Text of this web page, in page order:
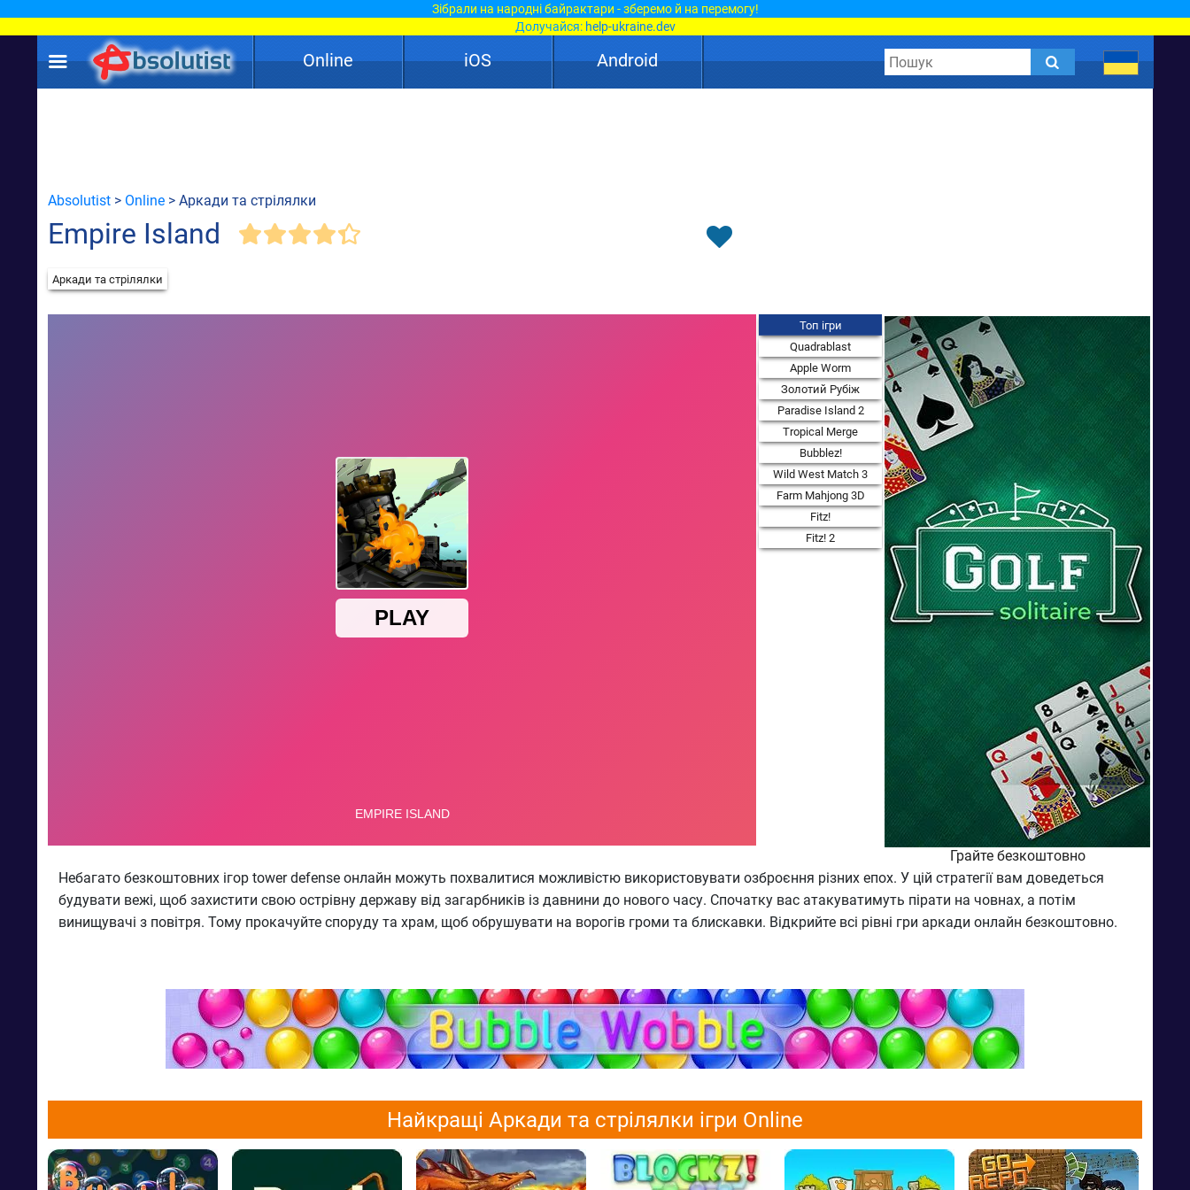
Зібрали на народні байрактари - зберемо й на перемогу!
Долучайся: help-ukraine.dev
Online iOS Android
Absolutist > Online > Аркади та стрілялки
Empire Island
Аркади та стрілялки
Топ ігри
Quadrablast
Apple Worm
Золотий Рубіж
Paradise Island 2
Tropical Merge
Bubblez!
Wild West Match 3
Farm Mahjong 3D
Fitz!
Fitz! 2
Грайте безкоштовно
Небагато безкоштовних ігор tower defense онлайн можуть похвалитися можливістю використовувати озброєння різних епох. У цій стратегії вам доведеться
будувати вежі, щоб захистити свою острівну державу від загарбників із давнини до нового часу. Спочатку вас атакуватимуть пірати на човнах, а потім
винищувачі з повітря. Тому прокачуйте споруду та храм, щоб обрушувати на ворогів громи та блискавки. Відкрийте всі рівні гри аркади онлайн безкоштовно.
Найкращі Аркади та стрілялки ігри Online